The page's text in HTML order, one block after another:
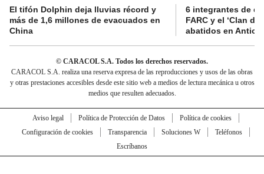
El tifón Dolphin deja lluvias récord y
más de 1,6 millones de evacuados en
China
6 integrantes de
FARC y el ‘Clan
abatidos en
© CARACOL S.A. Todos los derechos reservados.
CARACOL S.A. realiza una reserva expresa de las reproducciones y usos de las obras
y otras prestaciones accesibles desde este sitio web a medios de lectura mecánica u otros
medios que resulten adecuados.
Aviso legal Política de Protección de Datos
Política de cookies
Configuración de cookies
Transparencia Soluciones W
Teléfonos
Escríbanos